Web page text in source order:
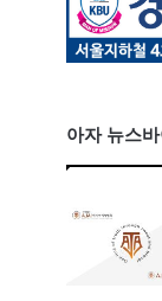
아자 뉴스